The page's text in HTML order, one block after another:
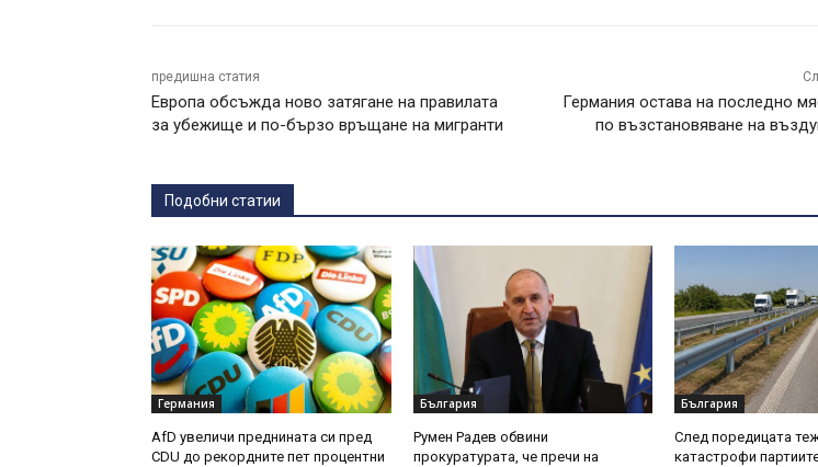
предишна статия
Европа обсъжда ново затягане на правилата
за убежище и по-бързо връщане на мигранти
Германия остава на последно
по възстановяване на
Подобни статии
Германия
AfD увеличи преднината си пред
CDU до рекордните пет процентни
България
Румен Радев обвини
прокуратурата, че пречи на
България
След поредицата
катастрофи